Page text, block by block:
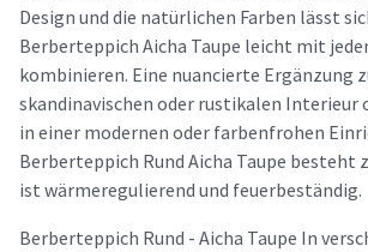
Design und die natürlichen Farben lässt
Berberteppich Aicha Taupe leicht mit
kombinieren. Eine nuancierte Ergänzung
skandinavischen oder rustikalen Interieur
in einer modernen oder farbenfrohen
Berberteppich Rund Aicha Taupe besteht
ist wärmeregulierend und feuerbeständig.
Berberteppich Rund - Aicha Taupe In